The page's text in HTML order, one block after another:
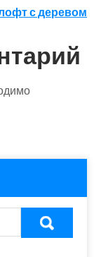
с деревом